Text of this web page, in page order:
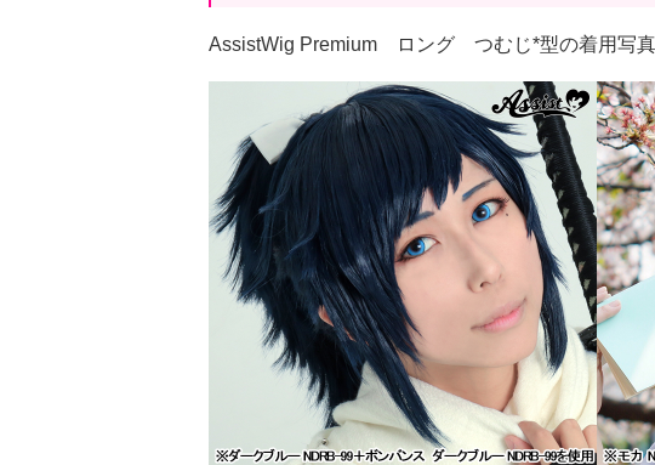
AssistWig Premium ロング つむじ*型の着用写真